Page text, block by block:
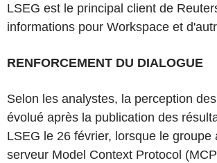
LSEG est le principal client de
informations pour Workspace et
RENFORCEMENT DU DIALOGUE
Selon les analystes, la perception
évolué après la publication des
LSEG le 26 février, lorsque le groupe
serveur Model Context Protocol